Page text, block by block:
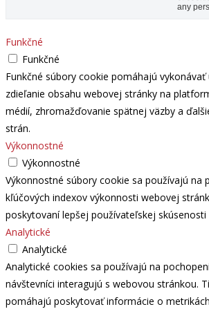
any
Funkčné
Funkčné
Funkčné súbory cookie pomáhajú
zdieľanie obsahu webovej stránky na
médií, zhromažďovanie spätnej väzby a
strán.
Výkonnostné
Výkonnostné
Výkonnostné súbory cookie sa používajú na
kľúčových indexov výkonnosti webovej
poskytovaní lepšej používateľskej skúsenosti
Analytické
Analytické
Analytické cookies sa používajú na
návštevníci interagujú s webovou stránkou.
pomáhajú poskytovať informácie o